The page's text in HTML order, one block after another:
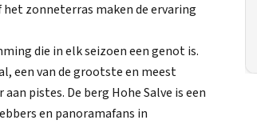
zonneterras maken de ervaring
die in elk seizoen een genot is.
een van de grootste en meest
pistes. De berg Hohe Salve is een
en panoramafans in